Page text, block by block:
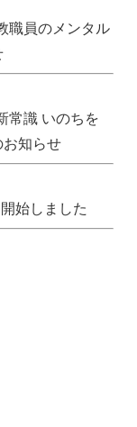
職員のメンタル
常識 いのちを
お知らせ
始しました